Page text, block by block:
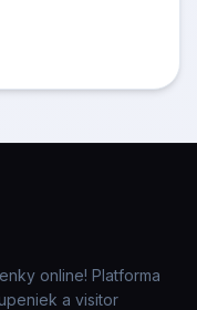
online! Platforma
a visitor